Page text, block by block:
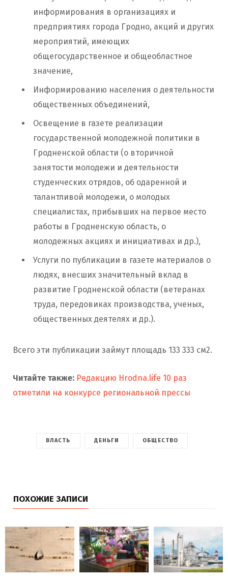
информирования в организациях и
предприятиях города Гродно, акций и других
мероприятий, имеющих
общегосударственное и общеобластное
значение,
Информированию населения о деятельности
общественных объединений,
Освещение в газете реализации
государственной молодежной политики в
Гродненской области (о вторичной
занятости молодежи и деятельности
студенческих отрядов, об одаренной и
талантливой молодежи, о молодых
специалистах, прибывших на первое место
работы в Гродненскую область, о
молодежных акциях и инициативах и др.),
Услуги по публикации в газете материалов о
людях, внесших значительный вклад в
развитие Гродненской области (ветеранах
труда, передовиках производства, ученых,
общественных деятелях и др.).
Всего эти публикации займут площадь 133 333 см2.
Читайте также: Редакцию Hrodna.life 10 раз
отметили на конкурсе региональной прессы
ВЛАСТЬ ДЕНЬГИ ОБЩЕСТВО
ПОХОЖИЕ ЗАПИСИ